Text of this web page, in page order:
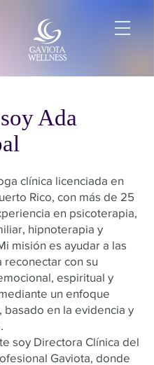
Ada
clínica licenciada en
Rico, con más de 25
en psicoterapia,
hipnoterapia y
misión es ayudar a las
reconectar con su
espiritual y
un enfoque
basado en la evidencia y
soy Directora Clínica del
Gaviota, donde